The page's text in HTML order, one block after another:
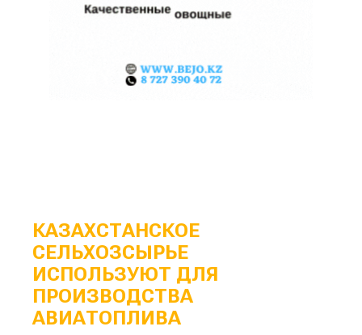
КАЗАХСТАНСКОЕ
СЕЛЬХОЗСЫРЬЕ
ИСПОЛЬЗУЮТ ДЛЯ
ПРОИЗВОДСТВА
АВИАТОПЛИВА